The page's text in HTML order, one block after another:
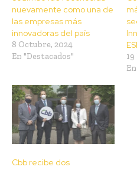
nuevamente como una de
las empresas más
innovadoras del país
8 Octubre, 2024
En "Destacados"
Cbb recibe dos